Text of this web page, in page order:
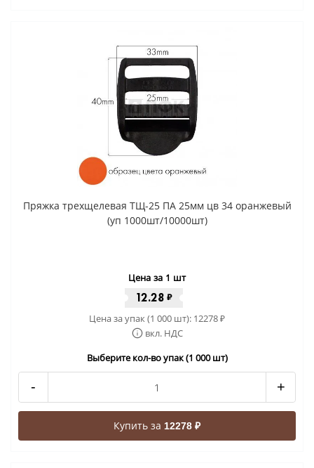
Пряжка трехщелевая ТЩ-25 ПА 25мм цв 34 оранжевый
(уп 1000шт/10000шт)
Цена за 1 шт
12.28 ₽
Цена за упак (1 000 шт): 12278₽
вкл. НДС
Выберите кол-во упак (1 000 шт)
- +
Купить за 12278 ₽